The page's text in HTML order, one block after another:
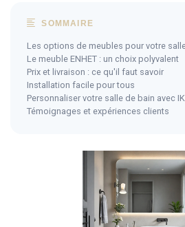
SOMMAIRE
Les options de meubles pour votre
Le meuble ENHET : un choix polyvalent
Prix et livraison : ce qu'il faut savoir
Installation facile pour tous
Personnaliser votre salle de bain avec
Témoignages et expériences clients